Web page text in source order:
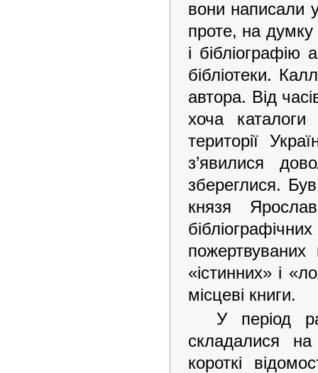
вони написали
проте, на думку
і бібліографію
бібліотеки.
автора. Від
хоча каталоги
території
з’явилися
збереглися.
князя
«істинних» і
місцеві книги.
У період
складалися
короткі